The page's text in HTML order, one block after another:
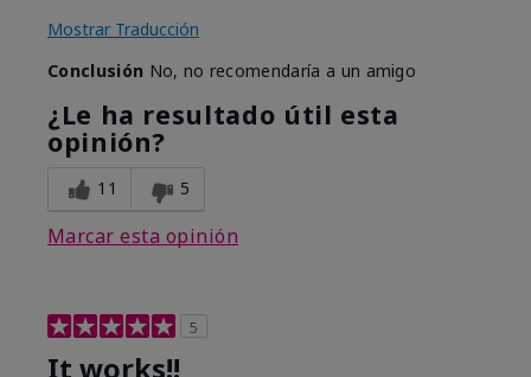
Mostrar Traducción
Conclusión No, no recomendaría a un amigo
¿Le ha resultado útil esta
opinión?
11 5
Marcar esta opinión
5
It works!!